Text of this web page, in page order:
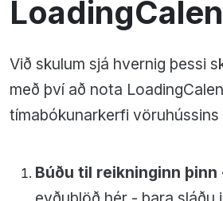
Við skulum sjá hvernig þessi
með því að nota
tímabókunarkerfi vöruhússins
Búðu til reikninginn þinn